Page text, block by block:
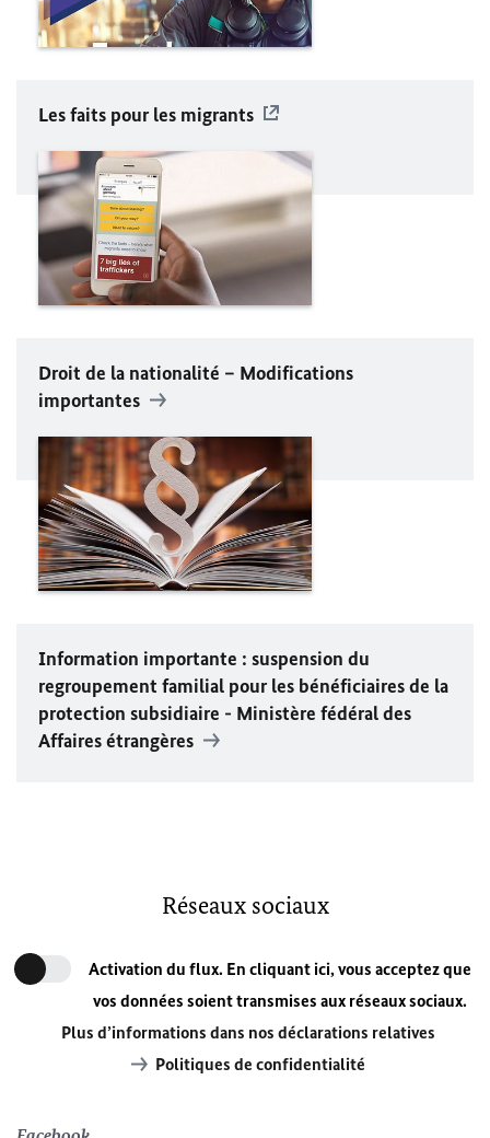
Les faits pour les migrants
Droit de la nationalité – Modifications
importantes
Information importante : suspension du
regroupement familial pour les bénéficiaires de la
protection subsidiaire - Ministère fédéral des
Affaires étrangères
Réseaux sociaux
Activation du flux. En cliquant ici, vous acceptez que
vos données soient transmises aux réseaux sociaux.
Plus d’informations dans nos déclarations relatives
Politiques de confidentialité